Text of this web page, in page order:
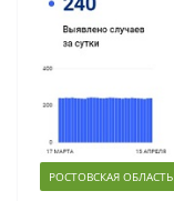
РОСТОВСКАЯ ОБЛАСТЬ